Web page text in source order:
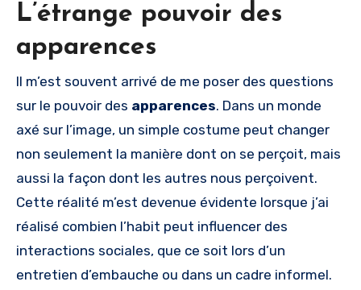
L’étrange pouvoir des
apparences
Il m’est souvent arrivé de me poser des questions
sur le pouvoir des apparences. Dans un monde
axé sur l’image, un simple costume peut changer
non seulement la manière dont on se perçoit, mais
aussi la façon dont les autres nous perçoivent.
Cette réalité m’est devenue évidente lorsque j’ai
réalisé combien l’habit peut influencer des
interactions sociales, que ce soit lors d’un
entretien d’embauche ou dans un cadre informel.